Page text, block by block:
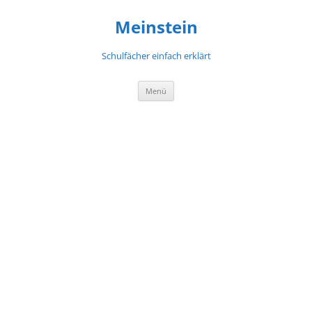
Meinstein
Schulfächer einfach erklärt
Menü